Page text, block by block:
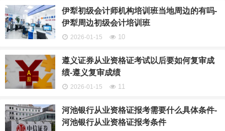
伊犁初级会计师机构培训班当地周边的有吗-
伊犁周边初级会计培训班
2026-01-15 10
遵义证券从业资格证考试以后要如何复审成
绩-遵义复审成绩
2026-01-15 11
河池银行从业资格证报考需要什么具体条件-
河池银行从业资格证报考条件